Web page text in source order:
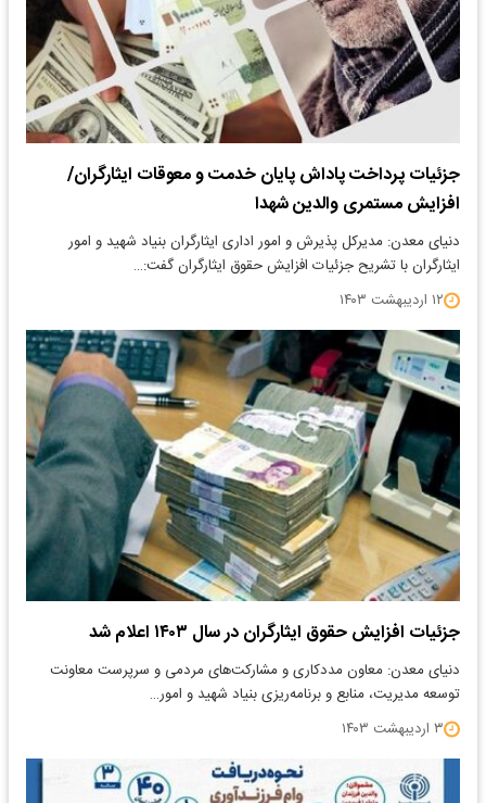
جزئیات پرداخت پاداش پایان خدمت و معوقات ایثارگران/
افزایش مستمری والدین شهدا
دنیای معدن: مدیرکل پذیرش و امور اداری ایثارگران بنیاد شهید و امور
ایثارگران با تشریح جزئیات افزایش حقوق ایثارگران گفت:…
۱۲ اردیبهشت ۱۴۰۳
جزئیات افزایش حقوق ایثارگران در سال ۱۴۰۳ اعلام شد
دنیای معدن: معاون مددکاری و مشارکت‌های مردمی و سرپرست معاونت
توسعه مدیریت، منابع و برنامه‌ریزی بنیاد شهید و امور…
۳ اردیبهشت ۱۴۰۳